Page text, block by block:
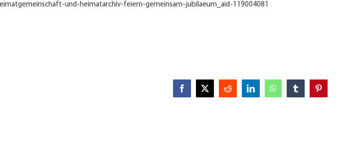
und-heimatarchiv-feiern-gemeinsam-jubilaeum_aid-119004081
Facebook
X Reddit LinkedInWhatsAppTumblrPinterest